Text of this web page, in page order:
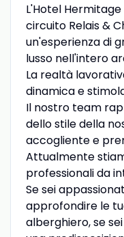
L'Hotel
circuito Relais &
un'esperienza di
lusso nell'intero
La realtà
dinamica e
Il nostro team
dello stile della
accogliente e
Attualmente
professionali da
Se sei
approfondire le
alberghiero, se